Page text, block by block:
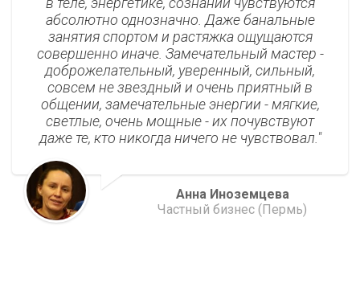
абсолютно однозначно. Даже банальные
занятия спортом и растяжка ощущаются
совершенно иначе. Замечательный мастер -
доброжелательный, уверенный, сильный,
совсем не звездный и очень приятный в
общении, замечательные энергии - мягкие,
светлые, очень мощные - их почувствуют
даже те, кто никогда ничего не чувствовал.
Анна Иноземцева
Частный бизнес (Пермь)